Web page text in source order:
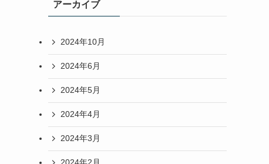
アーカイブ
2024年10月
2024年6月
2024年5月
2024年4月
2024年3月